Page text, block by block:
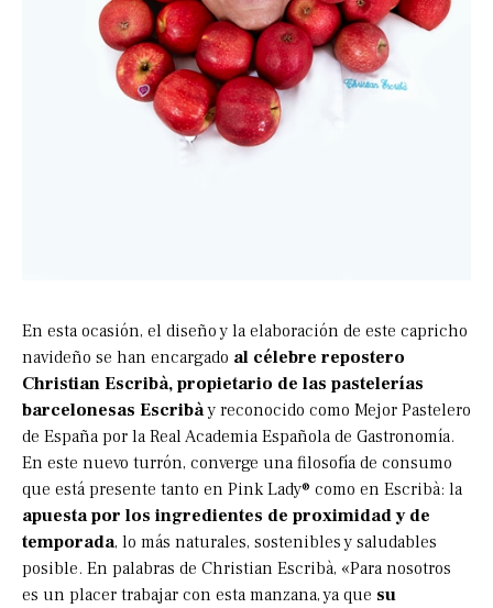
En esta ocasión, el diseño y la elaboración de este capricho
navideño se han encargado al célebre repostero
Christian Escribà, propietario de las pastelerías
barcelonesas Escribày reconocido como Mejor Pastelero
de España por la Real Academia Española de Gastronomía.
En este nuevo turrón, converge una filosofía de consumo
que está presente tanto en Pink Lady® como en Escribà: la
apuesta por los ingredientes de proximidad y de
temporada, lo más naturales, sostenibles y saludables
posible. En palabras de Christian Escribà, «Para nosotros
es un placer trabajar con esta manzana, ya que su